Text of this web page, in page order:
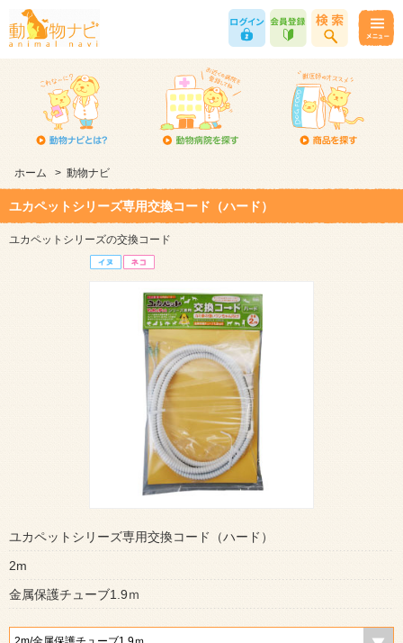
ホーム > 動物ナビ
ユカペットシリーズ専用交換コード（ハード）
ユカペットシリーズの交換コード
ユカペットシリーズ専用交換コード（ハード）
2m
金属保護チューブ1.9ｍ